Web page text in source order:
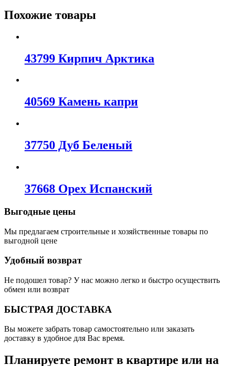
Похожие товары
43799 Кирпич Арктика
40569 Камень капри
37750 Дуб Беленый
37668 Орех Испанский
Выгодные цены
Мы предлагаем строительные и хозяйственные товары по
выгодной цене
Удобный возврат
Не подошел товар? У нас можно легко и быстро осуществить
обмен или возврат
БЫСТРАЯ ДОСТАВКА
Вы можете забрать товар самостоятельно или заказать
доставку в удобное для Вас время.
Планируете ремонт в квартире или на